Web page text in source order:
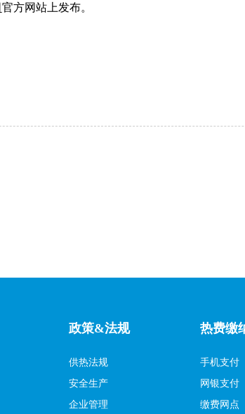
官方网站上发布。
政策&法规
供热法规
安全生产
企业管理
热费缴
手机支付
网银支付
缴费网点